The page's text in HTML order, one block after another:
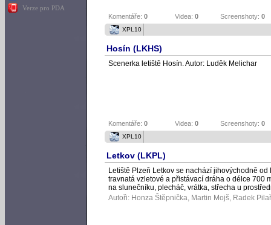
Verze pro PDA
Komentáře: 0 Videa: 0 Screenshoty: 0
XPL10
Hosín (LKHS)
Scenerka letiště Hosín. Autor: Luděk Melichar
Komentáře: 0 Videa: 0 Screenshoty: 0
XPL10
Letkov (LKPL)
Letiště Plzeň Letkov se nachází jihovýchodně
travnatá vzletové a přistávací dráha o délce 700
na slunečníku, plecháč, vrátka, střecha u
Autoři: Honza Štěpnička Martin Mojš Radek Pilař